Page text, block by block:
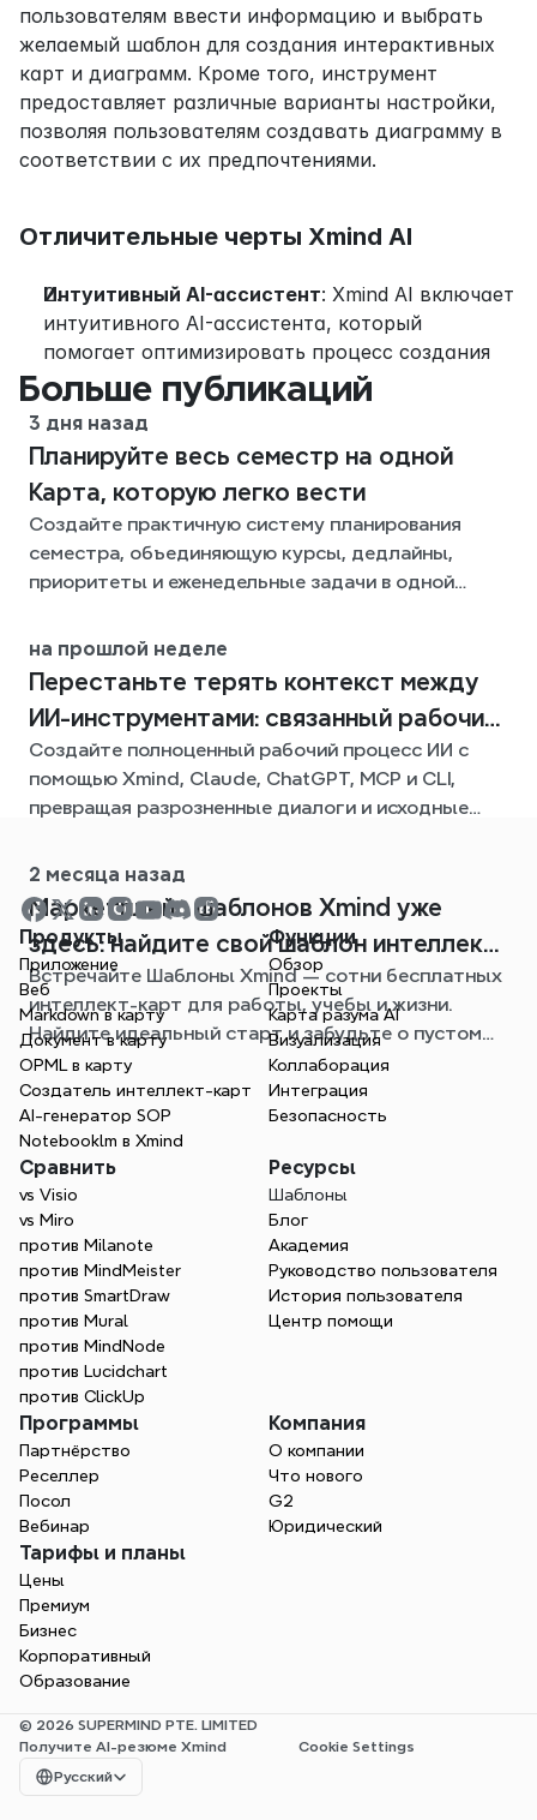
пользователям ввести информацию и выбрать
желаемый шаблон для создания интерактивных
карт и диаграмм. Кроме того, инструмент
предоставляет различные варианты настройки,
позволяя пользователям создавать диаграмму в
соответствии с их предпочтениями.
Отличительные черты Xmind AI
Интуитивный AI-ассистент: Xmind AI включает
интуитивного AI-ассистента, который
помогает оптимизировать процесс создания
Больше публикаций
3 дня назад
Планируйте весь семестр на одной
Карта, которую легко вести
Создайте практичную систему планирования
семестра, объединяющую курсы, дедлайны,
приоритеты и еженедельные задачи в одной
на прошлой неделе
Перестаньте терять контекст между
ИИ-инструментами: связанный рабочий
процесс с Xmind
Создайте полноценный рабочий процесс ИИ с
помощью Xmind, Claude, ChatGPT, MCP и CLI,
превращая разрозненные диалоги и исходные
карты.
2 месяца назад
Mаpкетплейс шаблонов Xmind уже
здесь: найдите свой шаблон интеллект-
карты для любой ситуации
Встречайте Шаблоны Xmind — сотни бесплатных
интеллект-карт для работы, учебы и жизни.
Найдите идеальный старт и забудьте о пустом
листе.
Продукты
Приложение
Веб
Markdown в карту
Документ в карту
OPML в карту
Создатель интеллект-карт
AI-генератор SOP
Notebooklm в Xmind
Функции
Обзор
Проекты
Карта разума AI
Визуализация
Коллаборация
Интеграция
Безопасность
Сравнить
vs Visio
vs Miro
против Milanote
против MindMeister
против SmartDraw
против Mural
против MindNode
против Lucidchart
против ClickUp
Ресурсы
Шаблоны
Блог
Академия
Руководство пользователя
История пользователя
Центр помощи
Программы
Партнёрство
Реселлер
Посол
Вебинар
Компания
О компании
Что нового
G2
Юридический
Тарифы и планы
Цены
Премиум
Бизнес
Корпоративный
Образование
© 2026 SUPERMIND PTE. LIMITED
Получите AI-резюме Xmind
Cookie Settings
Select Language
Русский